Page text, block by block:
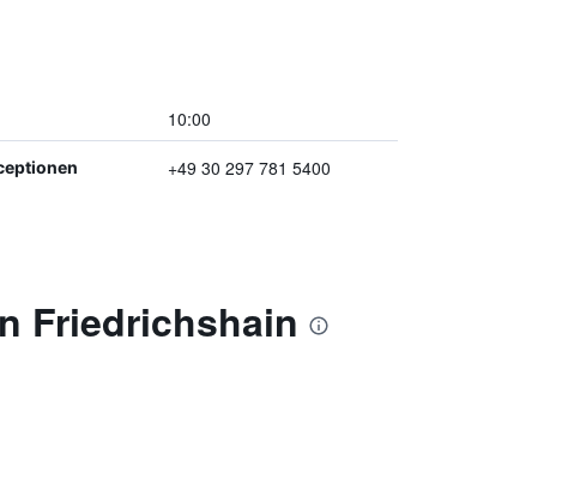
10:00
+49 30 297 781 5400
Friedrichshain